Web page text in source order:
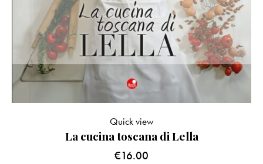
La cucina toscana di Lella
€16.00
Quick view